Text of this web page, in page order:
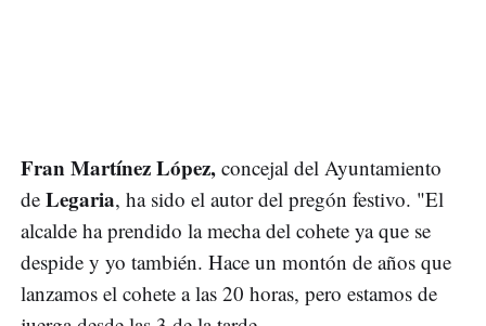
Fran Martínez López, concejal del Ayuntamiento
de Legaria, ha sido el autor del pregón festivo. "El
alcalde ha prendido la mecha del cohete ya que se
despide y yo también. Hace un montón de años que
lanzamos el cohete a las 20 horas, pero estamos de